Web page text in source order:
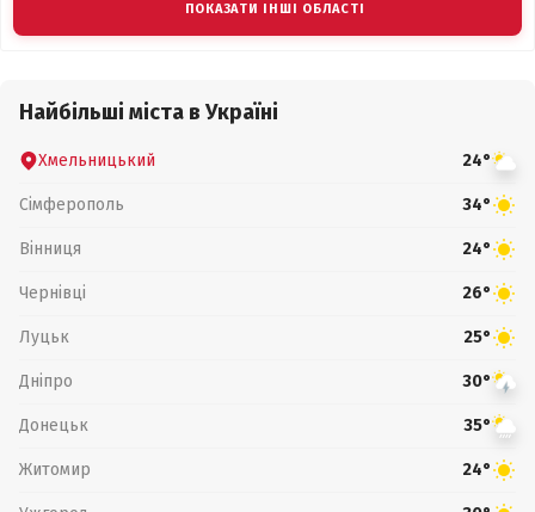
ПОКАЗАТИ ІНШІ ОБЛАСТІ
Найбільші міста в Україні
Хмельницький 24°
Сімферополь 34°
Вінниця 24°
Чернівці 26°
Луцьк 25°
Дніпро 30°
Донецьк 35°
Житомир 24°